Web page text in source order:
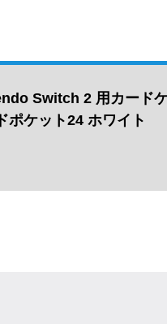
Switch 2 用カード
ポケット24 ホワイト